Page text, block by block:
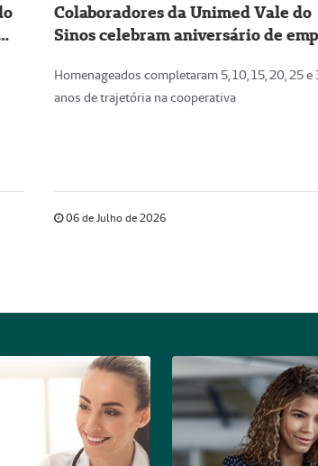
Colaboradores da Unimed Vale do
Sinos celebram aniversário de
Homenageados completaram 5, 10, 15, 20, 25 e
anos de trajetória na cooperativa
06 de Julho de 2026